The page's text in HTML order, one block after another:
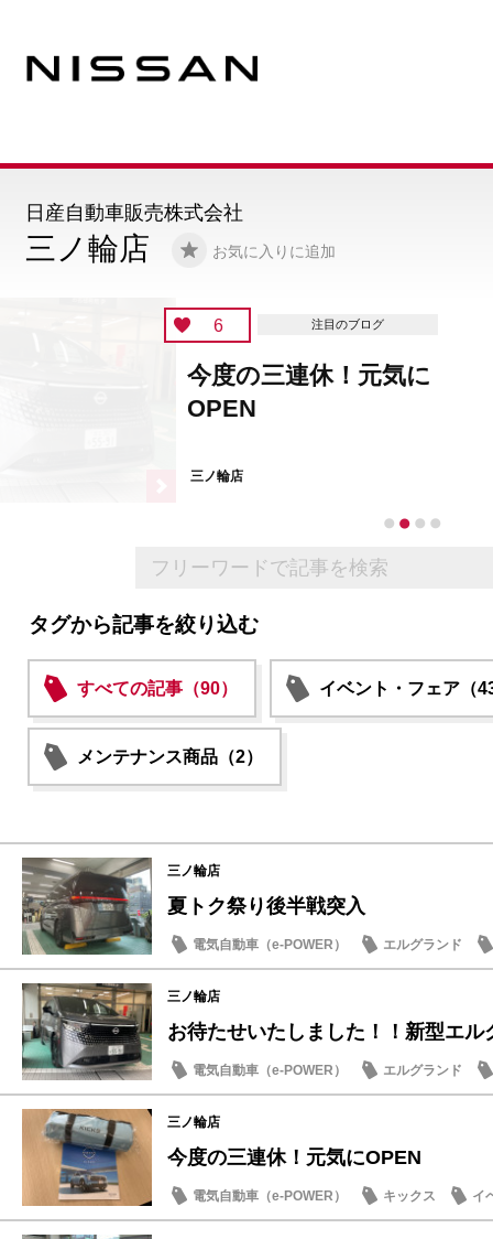
三ノ輪店 お気に入りに追加
日産自動車販売株式会社
6 注目のブログ
今度の三連休！元気に
OPEN
三ノ輪店
タグから記事を絞り込む
すべての記事（90） イベント・フェア（
メンテナンス商品（2）
三ノ輪店
夏トク祭り後半戦突入
電気自動車（e-POWER）
エルグランド
試乗車・展示車
三ノ輪店
お待たせいたしました！！新型エル
電気自動車（e-POWER）
エルグランド
試乗車・展示車
新型車
三ノ輪店
今度の三連休！元気にOPEN
電気自動車（e-POWER） キックス
イ
記念品・プレゼント
店内イベント